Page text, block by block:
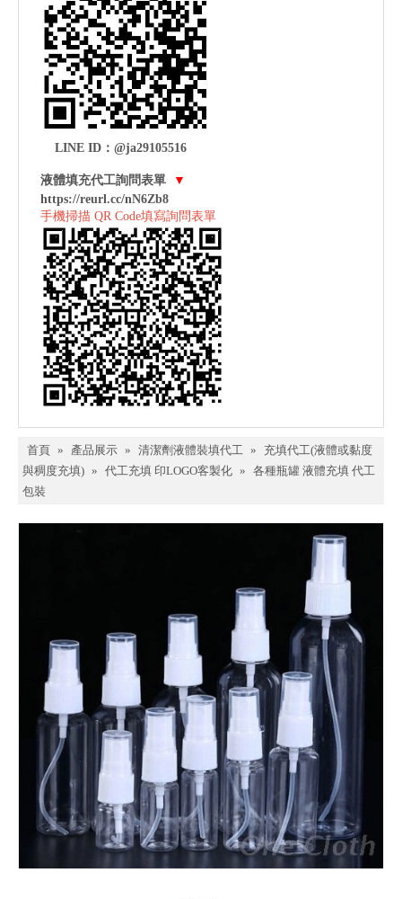
LINE ID：@ja29105516
液體填充代工詢問表單
▼
https://reurl.cc/nN6Zb8
手機掃描 QR Code填寫詢問表單
首頁 » 產品展示 » 清潔劑液體裝填代工 »
充填代工(液體或黏度
與稠度充填) » 代工充填 印LOGO客製化 » 各種瓶罐 液體充填 代工
包裝